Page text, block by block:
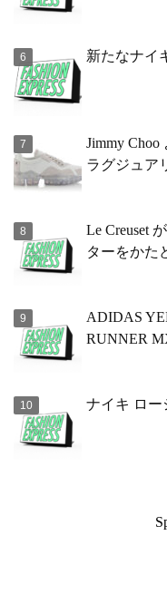
新たなナイ
Jimmy
ラグジュア
Le Creuset
ターをかた
ADIDAS
RUNNER
ナイキ ロー